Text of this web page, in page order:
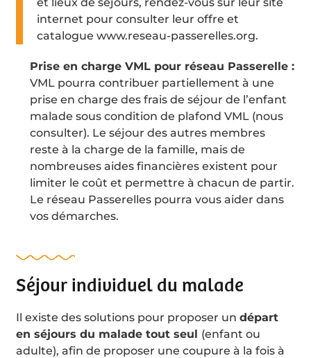
internet pour consulter leur offre et
catalogue www.reseau-passerelles.org.
Prise en charge VML pour réseau Passerelle :
VML pourra contribuer partiellement à une
prise en charge des frais de séjour de l’enfant
malade sous condition de plafond VML (nous
consulter). Le séjour des autres membres
reste à la charge de la famille, mais de
nombreuses aides financières existent pour
limiter le coût et permettre à chacun de partir.
Le réseau Passerelles pourra vous aider dans
vos démarches.
Séjour individuel du malade
Il existe des solutions pour proposer undépart
en séjours du malade tout seul (enfant ou
adulte), afin de proposer une coupure à la fois à